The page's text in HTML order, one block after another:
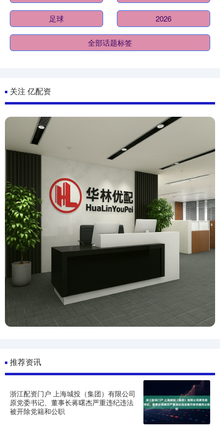
足球 2026
全部话题标签
关注 亿配资
推荐资讯
浙江配资门户 上海城投（集团）有限公司
原党委书记、董事长蒋曙杰严重违纪违法
被开除党籍和公职